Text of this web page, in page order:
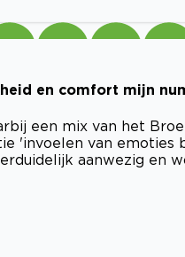
en comfort mijn
een mix van het
'invoelen van emoties
aanwezig en